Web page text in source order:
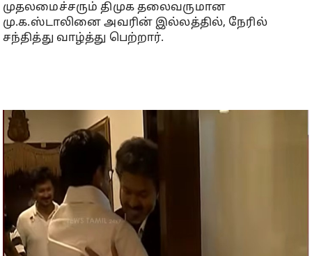
முதலமைச்சரும் திமுக தலைவருமான
மு.க.ஸ்டாலினை அவரின் இல்லத்தில், நேரில்
சந்தித்து வாழ்த்து பெற்றார்.